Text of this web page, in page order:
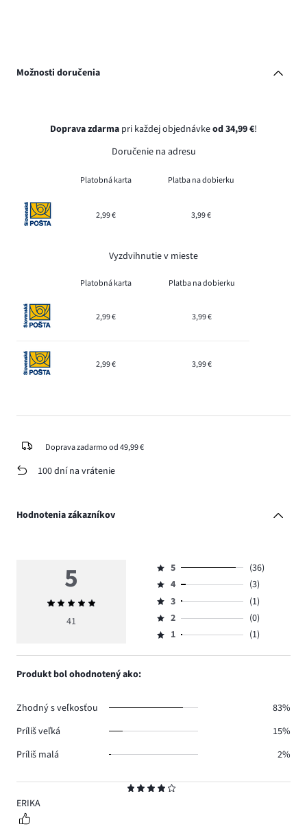
Možnosti doručenia
Doprava zdarma pri každej objednávkeod 34,99 €!
Doručenie na adresu
Platobná karta Platba na dobierku
2,99 € 3,99 €
Vyzdvihnutie v mieste
Platobná karta Platba na dobierku
2,99 € 3,99 €
2,99 € 3,99 €
Doprava zadarmo od 49,99 €
100 dní na vrátenie
Hodnotenia zákazníkov
4
ERIKA
5
Priemerné
hodnotenie
41
Hodnotenie
5,
počet
hlasov
36.
5
(36)
Hodnotenie
4,
počet
hlasov
4
(3)
Hodnotenie
3,
počet
3
(1)
Hodnotenie
2,
2
(0)
Hodnotenie
1,
1 (1)
Produkt bol ohodnotený ako:
Zhodný s veľkosťou
83%
Príliš veľká
15%
Príliš malá
2%